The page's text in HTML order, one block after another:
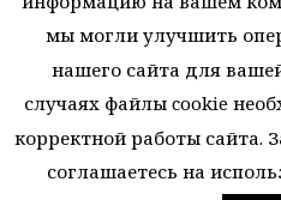
© 2026 Муниципальное
дополнительного
мы могли улучшить
нашего сайта для
случаях файлы cookie
корректной работы сайта.
соглашаетесь на
48 запросов. 1,813 секунд.